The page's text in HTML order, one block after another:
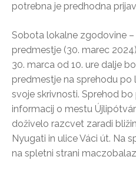
potrebna je predhodna
Sobota lokalne zgodovine –
predmestje (30. marec 2024)
30. marca od 10. ure dalje
predmestje na sprehodu po
svoje skrivnosti. Sprehod
informacij o mestu
doživelo razcvet zaradi
Nyugati in ulice Váci út. Na
na spletni strani